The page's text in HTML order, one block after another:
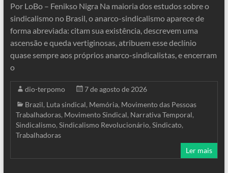
Por LoBo – Fenikso Nigra Na maioria dos estudos sobre o
sindicalismo no Brasil, o anarco-sindicalismo aparece de
forma abreviada: citam sua existência, descrevem uma
ascensão e queda vertiginosas, atribuem esse declínio
quase sempre aos próprios anarco-sindicalistas, e encerram
o
dio-terpomo
7 de agosto de 2026
Brazil, Luta sindical, Memória, Movimento das Pessoas
Trabalhadoras, Movimento Sindical, Narrativa Temporal,
Sindicalismo, Sindicalismo Revolucionário, Sindicato,
Trabalhadoras
Ler mais